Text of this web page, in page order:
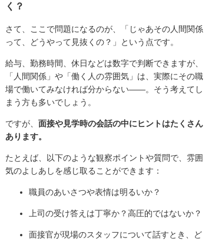
く？
さて、ここで問題になるのが、「じゃあその人間関係
って、どうやって見抜くの？」という点です。
給与、勤務時間、休日などは数字で判断できますが、
「人間関係」や「働く人の雰囲気」は、実際にその職
場で働いてみなければ分からない――。そう考えてし
まう方も多いでしょう。
ですが、 面接や見学時の会話の中にヒントはたくさん
あります。
たとえば、以下のような観察ポイントや質問で、雰囲
気のよしあしを感じ取ることができます：
職員のあいさつや表情は明るいか？
上司の受け答えは丁寧か？高圧的ではないか？
面接官が現場のスタッフについて話すとき、ど